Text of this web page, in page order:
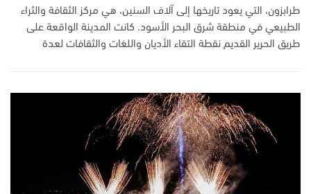
طرابزون، التي يعود تاريخها إلى آلاف السنين، هي مركز الثقافة والثراء
الطبيعي في منطقة شرق البحر الأسود. كانت المدينة الواقعة على
طريق الحرير القديم نقطة التقاء الأديان واللغات والثقافات لعدة